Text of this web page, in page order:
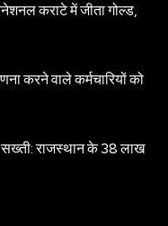
कराटे में जीता गोल्ड,
करने वाले कर्मचारियों को
राजस्थान के 38 लाख